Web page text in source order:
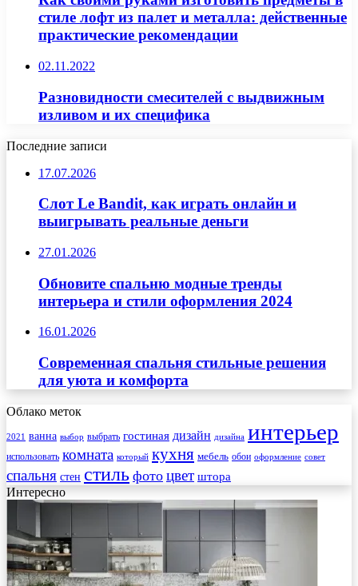
стиле лофт из палет и металла: действенные
практические рекомендации
02.11.2022
Разновидности смесителей с выдвижным
изливом и их специфика
Последние записи
17.07.2026
Слот Le Bandit, как играть онлайн и
выигрывать реальные деньги
27.01.2026
Обновите спальню модные тренды
интерьера и стили оформления 2024
16.01.2026
Современная спальня стильные решения
для уюта и комфорта
Облако меток
2021 ванна выбор выбрать гостиная дизайн дизайна интерьер
использовать комната который кухня мебель обои оформление совет
спальня стен стиль фото цвет штора
Интересно